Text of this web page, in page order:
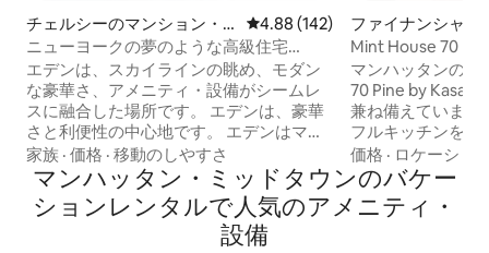
チェルシーのマンション・
アパート
レビュー142件、5つ星中4.88つ
4.88 (142)
ニューヨークの夢のような高級住宅
「Eden」
エデンは、スカイラインの眺め、モダン
な豪華さ、アメニティ・設備がシームレ
スに融合した場所です。 エデンは、豪華
さと利便性の中心地です。 エデンはマン
ハッタンの中心部にある素晴らしい隠れ
た名所です。 エデンはニューヨークの典
型的なAirbnbではありません。 注目すべ
きアメニティ：専用バルコニー、83イン
チ＆65インチOLEDテレビ、ハーマンミラ
家族 · 価格 · 移動のしやすさ
ファイナンシャル
クトのマンション
Mint House 70
スタジオキング
マンハッタンの
70 Pine by Kasa
兼ね備えています
フルキッチンを備
イートからお選び
トネスセンターや
ス、ミシュラン星
「Crown Shy」
価格 · ロケーショ
マンハッタン・ミッドタウンのバケー
ションレンタルで人気のアメニティ・
設備